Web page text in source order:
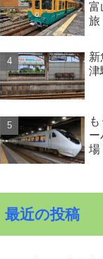
富
旅
新
津
ー
場
最近の投稿